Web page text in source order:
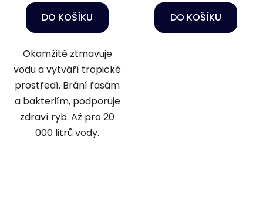
DO KOŠÍKU
Okamžitě ztmavuje
vodu a vytváří tropické
prostředí. Brání řasám
a bakteriím, podporuje
zdraví ryb. Až pro 20
000 litrů vody.
DO KOŠÍKU